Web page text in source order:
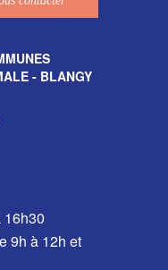
- BLANGY
16h30
9h à 12h et